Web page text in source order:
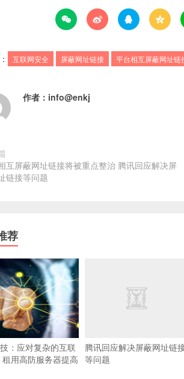
   
互联网安全 屏蔽网址链接 平台相互屏蔽网址链
作者： info@enkj
互屏蔽网址链接将被重点整治 腾讯回应解决屏
链接等问题
荐
：应对复杂的互联
租用高防服务器提高
腾讯回应解决屏蔽网址链
等问题